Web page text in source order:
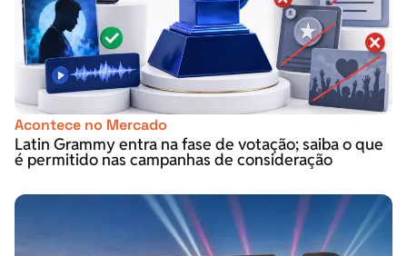
Acontece no Mercado
Latin Grammy entra na fase de votação; saiba o que
é permitido nas campanhas de consideração